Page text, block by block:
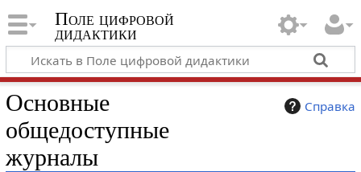
Поле цифровой
дидактики
Справка
Основные
общедоступные
журналы